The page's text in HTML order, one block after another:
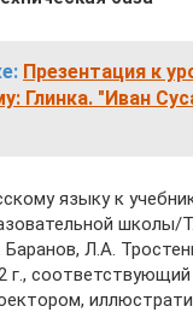
Презентация к
Глинка. "Иван
языку к
школы/
Л.А.
г.,